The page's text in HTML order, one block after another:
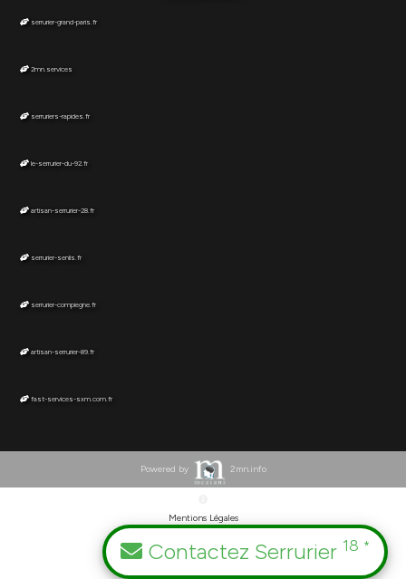
Contactez Serrurier 18 *
serrurier-grand-paris.fr
2mn.services
serruriers-rapides.fr
le-serrurier-du-92.fr
artisan-serrurier-28.fr
serrurier-senlis.fr
serrurier-compiegne.fr
artisan-serrurier-89.fr
fast-services-sxm.com.fr
Powered by 2mn.info
Mentions Légales